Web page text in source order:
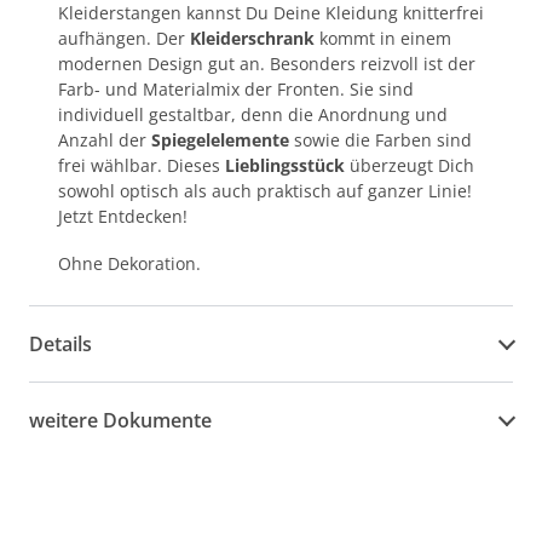
Kleiderstangen kannst Du Deine Kleidung knitterfrei
aufhängen. Der Kleiderschrank kommt in einem
modernen Design gut an. Besonders reizvoll ist der
Farb- und Materialmix der Fronten. Sie sind
individuell gestaltbar, denn die Anordnung und
Anzahl der Spiegelelemente sowie die Farben sind
frei wählbar. Dieses Lieblingsstück überzeugt Dich
sowohl optisch als auch praktisch auf ganzer Linie!
Jetzt Entdecken!
Ohne Dekoration.
Details
weitere Dokumente